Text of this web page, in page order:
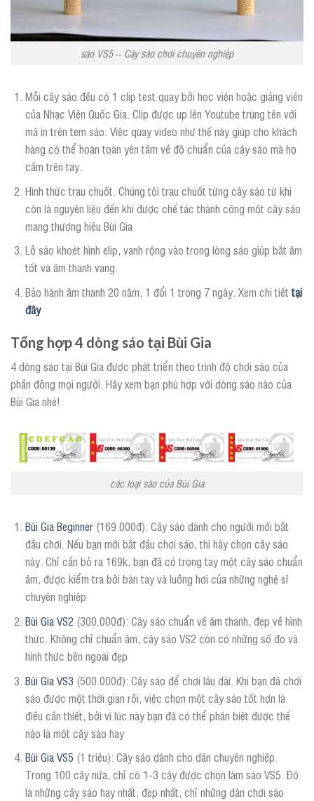
sáo VS5 – Cây sáo chơi chuyên nghiệp
Mỗi cây sáo đều có 1 clip test quay bởi học viên hoặc giảng viên
của Nhạc Viện Quốc Gia. Clip được up lên Youtube trùng tên với
mã in trên tem sáo. Việc quay video như thế này giúp cho khách
hàng có thể hoàn toàn yên tâm về độ chuẩn của cây sáo mà họ
cầm trên tay.
Hình thức trau chuốt. Chúng tôi trau chuốt từng cây sáo từ khi
còn là nguyên liệu đến khi được chế tác thành công một cây sáo
mang thương hiệu Bùi Gia
Lỗ sáo khoét hình elip, vanh rộng vào trong lòng sáo giúp bắt âm
tốt và âm thanh vang.
Bảo hành âm thanh 20 năm, 1 đổi 1 trong 7 ngày. Xem chi tiết tại
đây
Tổng hợp 4 dòng sáo tại Bùi Gia
4 dòng sáo tại Bùi Gia được phát triển theo trình độ chơi sáo của
phần đông mọi người. Hãy xem bạn phù hợp với dòng sáo nào của
Bùi Gia nhé!
các loại sáo của Bùi Gia
Bùi Gia Beginner(169.000đ): Cây sáo dành cho người mới bắt
đầu chơi. Nếu bạn mới bắt đầu chơi sáo, thì hãy chọn cây sáo
này. Chỉ cần bỏ ra 169k, bạn đã có trong tay một cây sáo chuẩn
âm, được kiểm tra bởi bàn tay và luồng hơi của những nghệ sĩ
chuyên nghiệp
Bùi Gia VS2 (300.000đ): Cây sáo chuẩn về âm thanh, đẹp về hình
thức. Không chỉ chuẩn âm, cây sáo VS2 còn có những số đo và
hình thức bên ngoài đẹp
Bùi Gia VS3 (500.000đ): Cây sáo để chơi lâu dài. Khi bạn đã chơi
sáo được một thời gian rồi, việc chọn một cây sáo tốt hơn là
điều cần thiết, bởi vì lúc này bạn đã có thể phân biệt được thế
nào là một cây sáo hay
Bùi Gia VS5 (1 triệu): Cây sáo dành cho dân chuyên nghiệp.
Trong 100 cây nứa, chỉ có 1-3 cây được chọn làm sáo VS5. Đó
là những cây sáo hay nhất, đẹp nhất, chỉ những dân chơi sáo